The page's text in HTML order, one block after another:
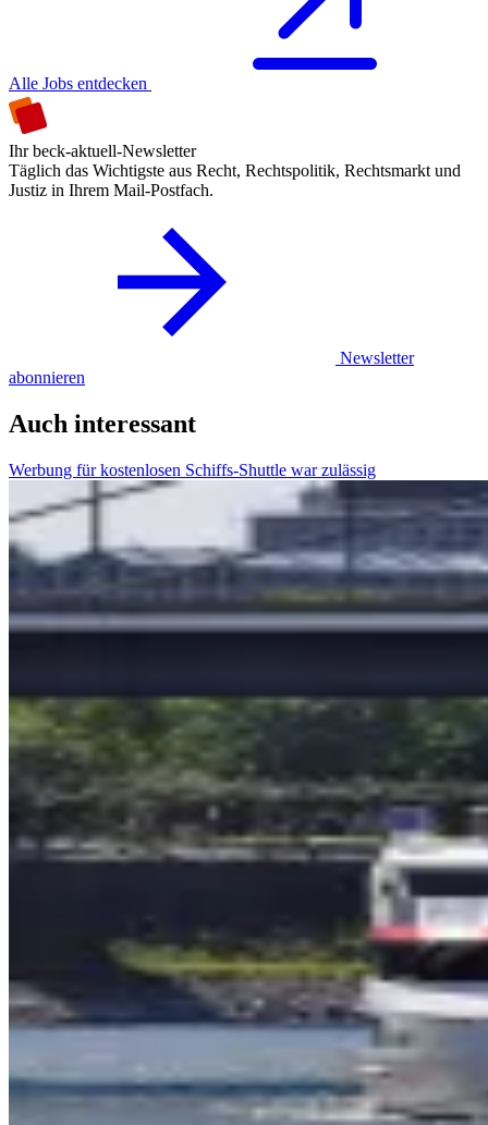
Alle Jobs entdecken
Ihr beck-aktuell-Newsletter
Täglich das Wichtigste aus Recht, Rechtspolitik, Rechtsmarkt und
Justiz in Ihrem Mail-Postfach.
Newsletter
abonnieren
Auch interessant
Werbung für kostenlosen Schiffs-Shuttle war zulässig